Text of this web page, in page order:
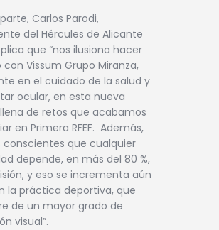
Carlos Parodi,
del Hércules de Alicante
que “nos ilusiona hacer
con Vissum Grupo Miranza,
en el cuidado de la salud y
ocular, en esta nueva
de retos que acabamos
en Primera RFEF. Además,
conscientes que cualquier
depende, en más del 80 %,
y eso se incrementa aún
la práctica deportiva, que
de un mayor grado de
visual”.